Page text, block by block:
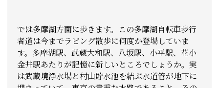
では多摩湖方面に歩きます。この多摩湖自転車歩行
者道は今までラビング散歩に何度か登場していま
す。多摩湖駅、武蔵大和駅、八坂駅、小平駅、花小
金井駅あたりが記憶に新しいところでしょうか。実
は武蔵境浄水場と村山貯水池を結ぶ水道管が地下に